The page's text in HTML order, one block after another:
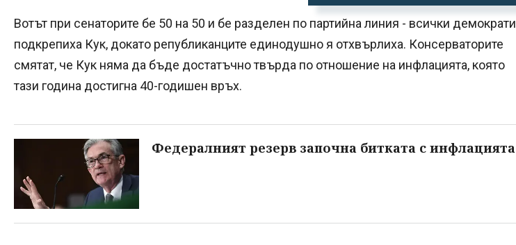
Вотът при сенаторите бе 50 на 50 и бе разделен по партийна линия - всички демократи
подкрепиха Кук, докато републиканците единодушно я отхвърлиха. Консерваторите
смятат, че Кук няма да бъде достатъчно твърда по отношение на инфлацията, която
тази година достигна 40-годишен връх.
Федералният резерв започна битката с инфлацията